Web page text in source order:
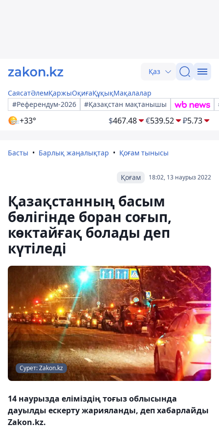
Қаз
СаясатӘлемҚаржыОқиғаҚұқықМақалалар
#Референдум-2026
#Қазақстан мақтанышы
+33° $467.48 €539.52 ₽5.73
Басты Барлық жаңалықтар Қоғам тынысы
18:02, 13 наурыз 2022
Қоғам
Қазақстанның басым
бөлігінде боран соғып,
көктайғақ болады деп
күтіледі
Сурет: Zakon.kz
14 наурызда еліміздің тоғыз облысында
дауылды ескерту жарияланды, деп хабарлайды
Zakon.kz.